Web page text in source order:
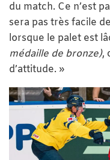
du match. Ce n’est
sera pas très facile
lorsque le palet est
médaille de bronze),
d’attitude. »